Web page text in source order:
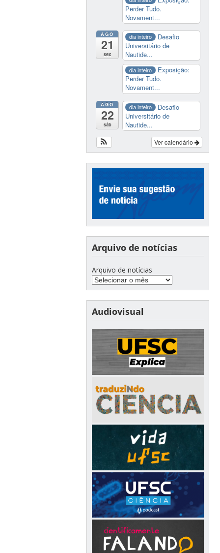
Perder Tudo.
Novament...
AGO
21
sex
dia inteiro
Desafio
Universitário de
Nautide...
dia inteiro
Exposição:
Perder Tudo.
Novament...
AGO
22
sáb
dia inteiro
Desafio
Universitário de
Nautide...
Ver calendário
Arquivo de notícias
Arquivo de notícias
Audiovisual